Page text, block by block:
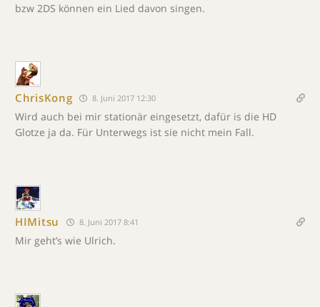
bzw 2DS können ein Lied davon singen.
ChrisKong 8. Juni 2017 12:30
Wird auch bei mir stationär eingesetzt, dafür is die HD
Glotze ja da. Für Unterwegs ist sie nicht mein Fall.
HIMitsu 8. Juni 2017 8:41
Mir geht’s wie Ulrich.